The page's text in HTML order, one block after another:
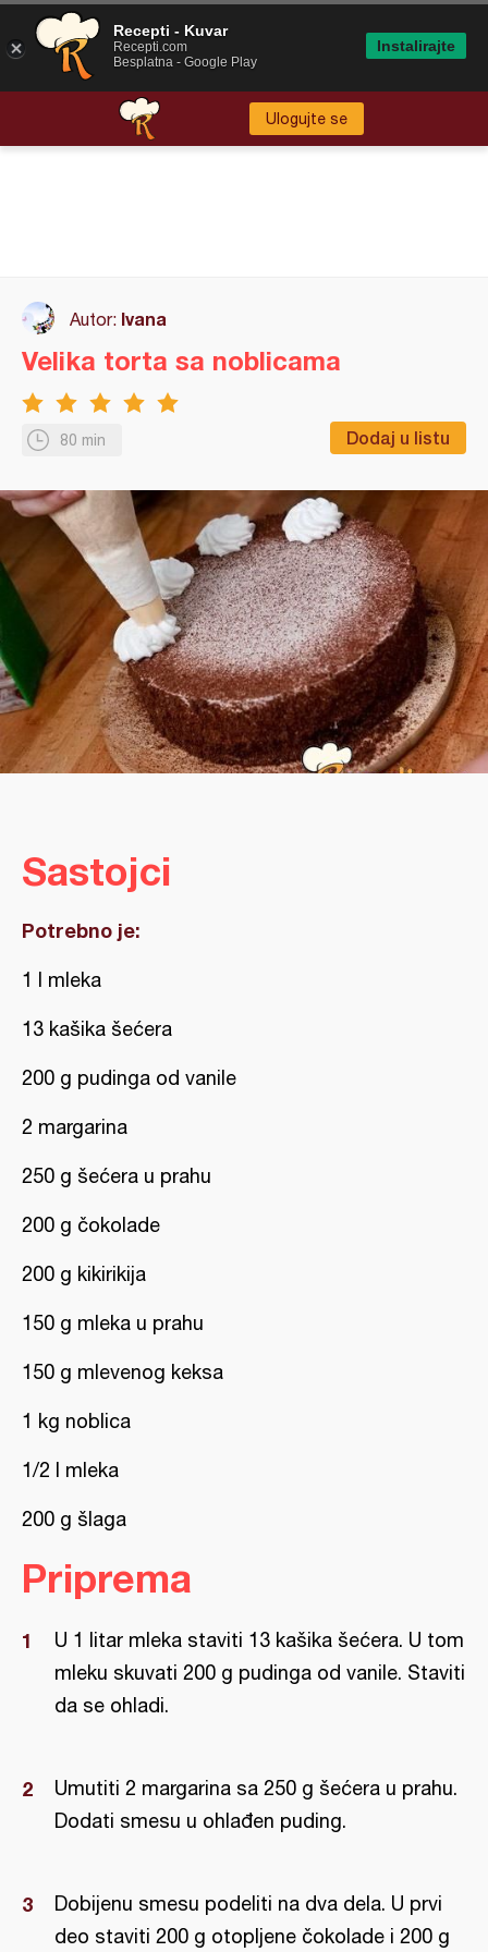
Ulogujte se
Autor: Ivana
80 min Dodaj u listu
Velika torta sa noblicama
Sastojci
Potrebno je:
1 l mleka
13 kašika šećera
200 g pudinga od vanile
2 margarina
250 g šećera u prahu
200 g čokolade
200 g kikirikija
150 g mleka u prahu
150 g mlevenog keksa
1 kg noblica
1/2 l mleka
200 g šlaga
Priprema
U 1 litar mleka staviti 13 kašika šećera. U tom
mleku skuvati 200 g pudinga od vanile. Staviti
da se ohladi.
Umutiti 2 margarina sa 250 g šećera u prahu.
Dodati smesu u ohlađen puding.
Dobijenu smesu podeliti na dva dela. U prvi
deo staviti 200 g otopljene čokolade i 200 g
Recepti - Kuvar
Recepti.com
Besplatna - Google Play
Instalirajte